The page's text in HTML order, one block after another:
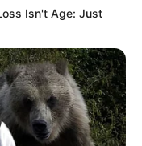
Isn't Age: Just